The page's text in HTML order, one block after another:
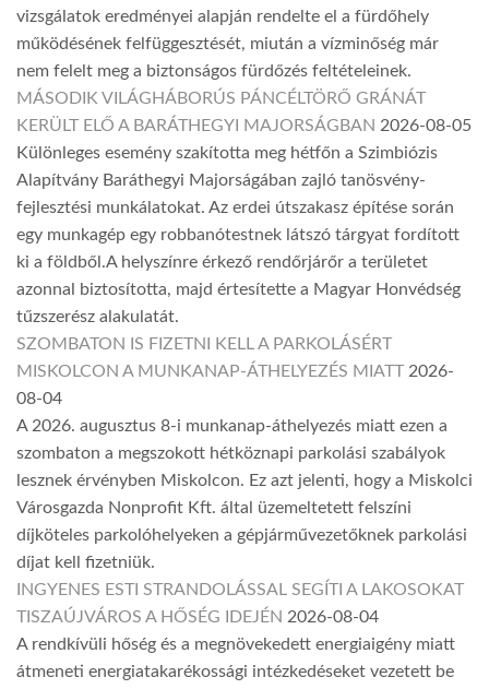
vizsgálatok eredményei alapján rendelte el a fürdőhely
működésének felfüggesztését, miután a vízminőség már
nem felelt meg a biztonságos fürdőzés feltételeinek.
MÁSODIK VILÁGHÁBORÚS PÁNCÉLTÖRŐ GRÁNÁT
KERÜLT ELŐ A BARÁTHEGYI MAJORSÁGBAN 2026-08-05
Különleges esemény szakította meg hétfőn a Szimbiózis
Alapítvány Baráthegyi Majorságában zajló tanösvény-
fejlesztési munkálatokat. Az erdei útszakasz építése során
egy munkagép egy robbanótestnek látszó tárgyat fordított
ki a földből.A helyszínre érkező rendőrjárőr a területet
azonnal biztosította, majd értesítette a Magyar Honvédség
tűzszerész alakulatát.
SZOMBATON IS FIZETNI KELL A PARKOLÁSÉRT
MISKOLCON A MUNKANAP-ÁTHELYEZÉS MIATT 2026-
08-04
A 2026. augusztus 8-i munkanap-áthelyezés miatt ezen a
szombaton a megszokott hétköznapi parkolási szabályok
lesznek érvényben Miskolcon. Ez azt jelenti, hogy a Miskolci
Városgazda Nonprofit Kft. által üzemeltetett felszíni
díjköteles parkolóhelyeken a gépjárművezetőknek parkolási
díjat kell fizetniük.
INGYENES ESTI STRANDOLÁSSAL SEGÍTI A LAKOSOKAT
TISZAÚJVÁROS A HŐSÉG IDEJÉN 2026-08-04
A rendkívüli hőség és a megnövekedett energiaigény miatt
átmeneti energiatakarékossági intézkedéseket vezetett be